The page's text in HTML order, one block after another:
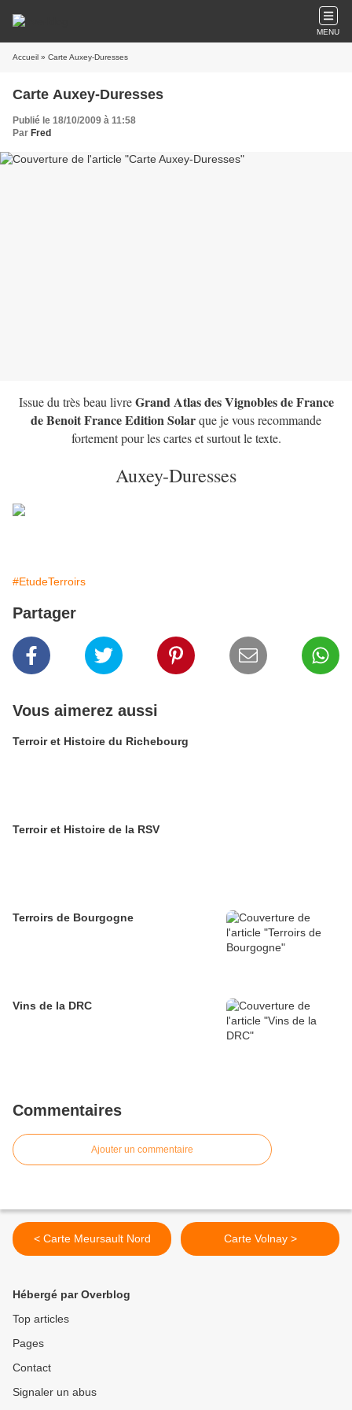
MENU
Accueil » Carte Auxey-Duresses
Carte Auxey-Duresses
Publié le 18/10/2009 à 11:58
Par Fred
Issue du très beau livreGrand Atlas des Vignobles de France
de Benoit France Edition Solarque je vous recommande
fortement pour les cartes et surtout le texte.
Auxey-Duresses
#EtudeTerroirs
Partager
Vous aimerez aussi
Terroir et Histoire du Richebourg
Terroir et Histoire de la RSV
Terroirs de Bourgogne
Vins de la DRC
Commentaires
Ajouter un commentaire
< Carte Meursault Nord Carte Volnay >
Hébergé par Overblog
Top articles
Pages
Contact
Signaler un abus